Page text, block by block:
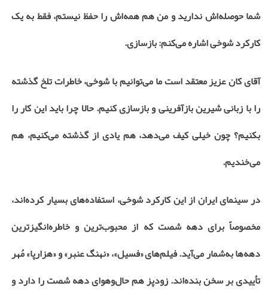
شما حوصله‌اش ندارید و من هم همه‌اش را حفظ نیستم، فقط به یک
کارکرد شوخی اشاره می‌کنم: بازسازی.
آقای کان عزیز معتقد است ما می‌توانیم با شوخی، خاطرات تلخ گذشته
را با زبانی شیرین بازآفرینی و بازسازی کنیم. حالا چرا باید این کار را
بکنیم؟ چون خیلی کیف می‌دهد، هم یادی از گذشته می‌کنیم، هم
می‌خندیم.
در سینمای ایران از این کارکرد شوخی، استفاده‌های بسیار کر‌ده‌اند،
مخصوصاً برای دهه شصت که از محبوب‌ترین و خاطره‌انگیزترین
دهه‌ها به‌شمار می‌آید. فیلم‌های «فسیل»، «نهنگ عنبر» و «هزارپا» مُهر
تأییدی بر سخن بنده‌اند. زودپز هم حال‌وهوای دهه شصت را دارد و